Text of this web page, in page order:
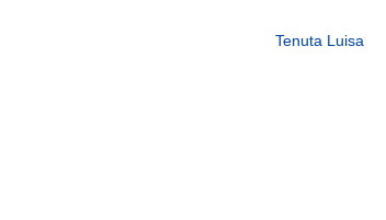
Tenuta Luisa